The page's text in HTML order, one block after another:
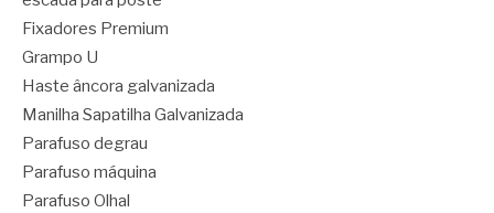
Fixadores Premium
Grampo U
Haste âncora galvanizada
Manilha Sapatilha Galvanizada
Parafuso degrau
Parafuso máquina
Parafuso Olhal